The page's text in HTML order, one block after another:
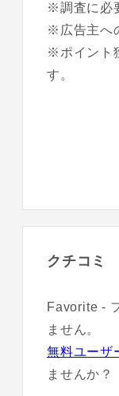
※調査に必
※広告主へ
※ポイント
す。
クチコミ
Favorite -
ません。
無料ユーザ
ませんか？